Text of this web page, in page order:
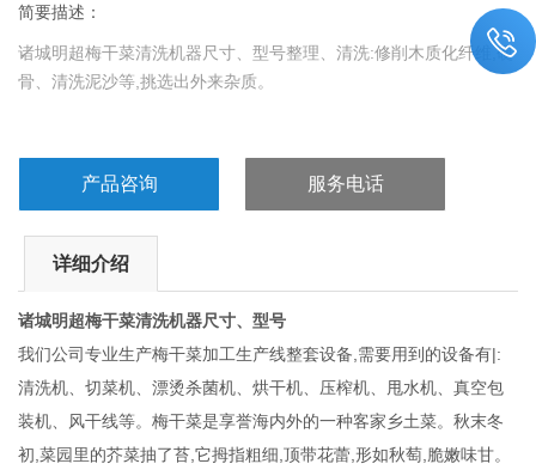
简要描述：
诸城明超梅干菜清洗机器尺寸、型号整理、清洗:修削木质化纤维,硬
骨、清洗泥沙等,挑选出外来杂质。
产品咨询 服务电话
详细介绍
诸城明超梅干菜清洗机器尺寸、型号
我们公司专业生产梅干菜加工生产线整套设备,需要用到的设备有|:
清洗机、切菜机、漂烫杀菌机、烘干机、压榨机、甩水机、真空包
装机、风干线等。梅干菜是享誉海内外的一种客家乡土菜。秋末冬
初,菜园里的芥菜抽了苔,它拇指粗细,顶带花蕾,形如秋萄,脆嫩味甘。